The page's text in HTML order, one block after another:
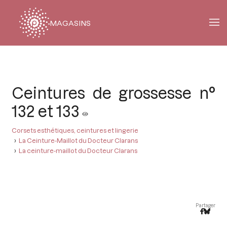
MAGASINS
Ceintures de grossesse n°
132 et 133
Corsets esthétiques, ceintures et lingerie
La Ceinture-Maillot du Docteur Clarans
La ceinture-maillot du Docteur Clarans
Partager